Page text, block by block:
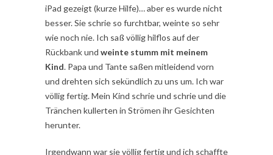
iPad gezeigt (kurze Hilfe)… aber es wurde nicht
besser. Sie schrie so furchtbar, weinte so sehr
wie noch nie. Ich saß völlig hilflos auf der
Rückbank und weinte stumm mit meinem
Kind. Papa und Tante saßen mitleidend vorn
und drehten sich sekündlich zu uns um. Ich war
völlig fertig. Mein Kind schrie und schrie und die
Tränchen kullerten in Strömen ihr Gesichten
herunter.
Irgendwann war sie völlig fertig und ich schaffte